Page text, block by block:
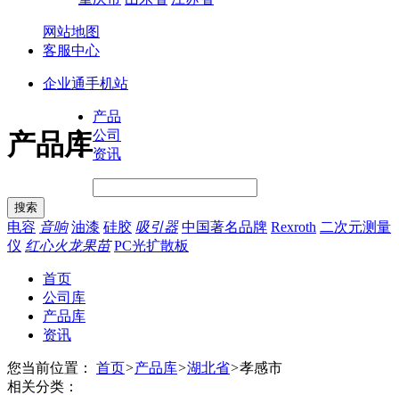
网站地图
客服中心
企业通手机站
产品库
产品
公司
资讯
电容 音响 油漆 硅胶 吸引器 中国著名品牌 Rexroth 二次元测量
仪 红心火龙果苗 PC光扩散板
首页
公司库
产品库
资讯
您当前位置： 首页>产品库>湖北省>孝感市
相关分类：